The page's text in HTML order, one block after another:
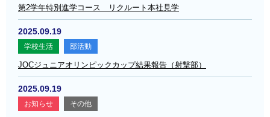
第2学年特別進学コース リクルート本社見学
2025.09.19
学校生活 部活動
JOCジュニアオリンピックカップ結果報告（射撃部）
2025.09.19
お知らせ その他